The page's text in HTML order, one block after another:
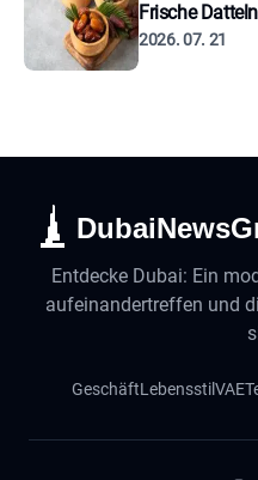
Frische
2026. 07. 21
Entdecke Dubai: Ein
aufeinandertreffen und
GeschäftLebensstilVAE